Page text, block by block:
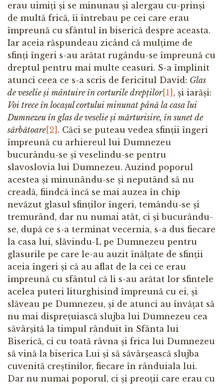
erau uimiți și se minunau și alergau cu-prinși
de multă frică, îi întrebau pe cei care erau
împreună cu sfântul în biserică despre aceasta.
Iar aceia răspundeau zicând că mulțime de
sfinți îngeri s-au arătat rugându-se împreună cu
dreptul pentru mai multe ceasuri. S-a împlinit
atunci ceea ce s-a scris de fericitul David: Glas
de veselie și mântuire în corturile drepților[1] , și iarăși:
Voi trece în locașul cortului minunat până la casa lui
Dumnezeu în glas de veselie și mărturisire, în sunet de
sărbătoare [2] . Căci se puteau vedea sfinții îngeri
împreună cu arhiereul lui Dumnezeu
bucurându-se și veselindu-se pentru
slavoslovia lui Dumnezeu. Auzind poporul
acestea și minunându-se și neputând să nu
creadă, fiindcă încă se mai auzea în chip
nevăzut glasul sfinților îngeri, temându-se și
tremurând, dar nu numai atât, ci și bucurându-
se, după ce s-a terminat vecernia, s-a dus fiecare
la casa lui, slăvindu-L pe Dumnezeu pentru
glasurile pe care le-au auzit înălțate de sfinții
aceia îngeri și că au aflat de la cei ce erau
împreună cu sfântul că li s-au arătat lor sfintele
acelea puteri liturghisind împreună cu ei, și
slăveau pe Dumnezeu, și de atunci au învățat să
nu mai disprețuiască slujba lui Dumnezeu cea
săvârșită la timpul rânduit în Sfânta lui
Biserică, ci cu toată râvna și frica lui Dumnezeu
să vină la biserica Lui și să săvârșească slujba
cuvenită creștinilor, fiecare în rânduiala lui.
Dar nu numai poporul, ci și preoții care erau cu